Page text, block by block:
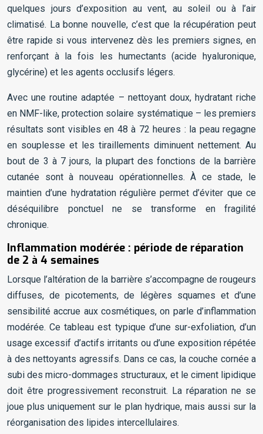
quelques jours d’exposition au vent, au soleil ou à l’air
climatisé. La bonne nouvelle, c’est que la récupération peut
être rapide si vous intervenez dès les premiers signes, en
renforçant à la fois les humectants (acide hyaluronique,
glycérine) et les agents occlusifs légers.
Avec une routine adaptée – nettoyant doux, hydratant riche
en NMF-like, protection solaire systématique – les premiers
résultats sont visibles en 48 à 72 heures : la peau regagne
en souplesse et les tiraillements diminuent nettement. Au
bout de 3 à 7 jours, la plupart des fonctions de la barrière
cutanée sont à nouveau opérationnelles. À ce stade, le
maintien d’une hydratation régulière permet d’éviter que ce
déséquilibre ponctuel ne se transforme en fragilité
chronique.
Inflammation modérée : période de réparation
de 2 à 4 semaines
Lorsque l’altération de la barrière s’accompagne de rougeurs
diffuses, de picotements, de légères squames et d’une
sensibilité accrue aux cosmétiques, on parle d’inflammation
modérée. Ce tableau est typique d’une sur-exfoliation, d’un
usage excessif d’actifs irritants ou d’une exposition répétée
à des nettoyants agressifs. Dans ce cas, la couche cornée a
subi des micro-dommages structuraux, et le ciment lipidique
doit être progressivement reconstruit. La réparation ne se
joue plus uniquement sur le plan hydrique, mais aussi sur la
réorganisation des lipides intercellulaires.